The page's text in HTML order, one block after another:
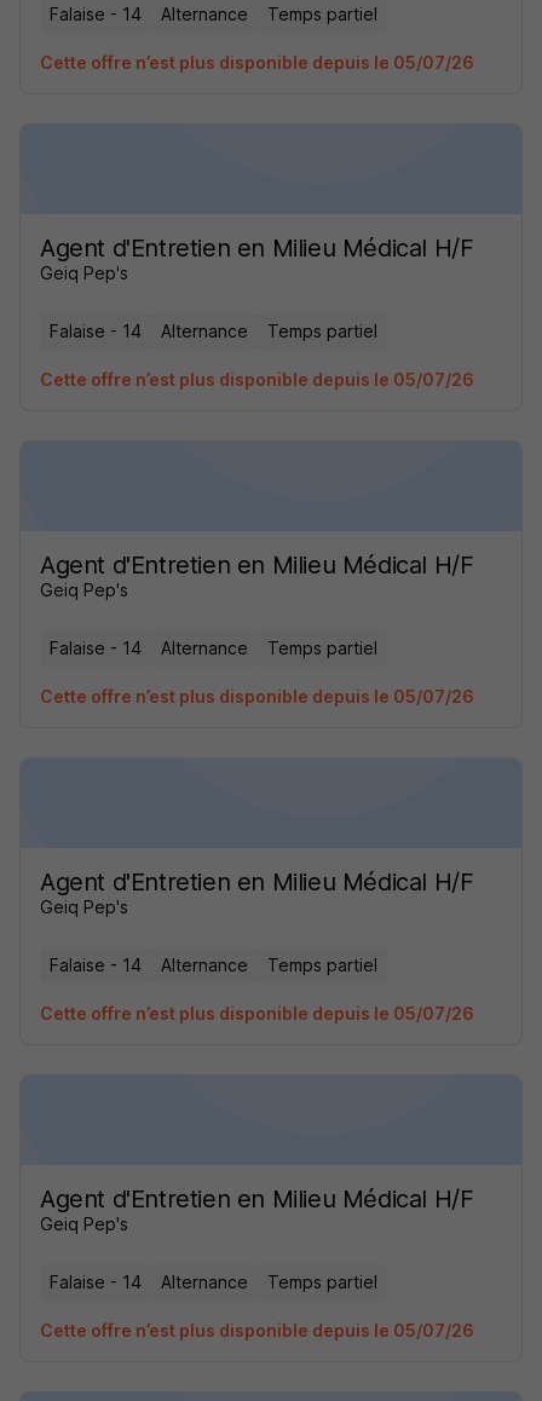
Falaise - 14 Alternance Temps partiel
Cette offre n’est plus disponible depuis le 05/07/26
Agent d'Entretien en Milieu Médical H/F
Geiq Pep's
Falaise - 14 Alternance Temps partiel
Cette offre n’est plus disponible depuis le 05/07/26
Agent d'Entretien en Milieu Médical H/F
Geiq Pep's
Falaise - 14 Alternance Temps partiel
Cette offre n’est plus disponible depuis le 05/07/26
Agent d'Entretien en Milieu Médical H/F
Geiq Pep's
Falaise - 14 Alternance Temps partiel
Cette offre n’est plus disponible depuis le 05/07/26
Agent d'Entretien en Milieu Médical H/F
Geiq Pep's
Falaise - 14 Alternance Temps partiel
Cette offre n’est plus disponible depuis le 05/07/26